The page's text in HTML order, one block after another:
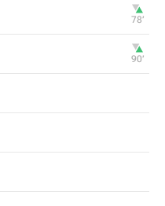
78‎’‎
90‎’‎